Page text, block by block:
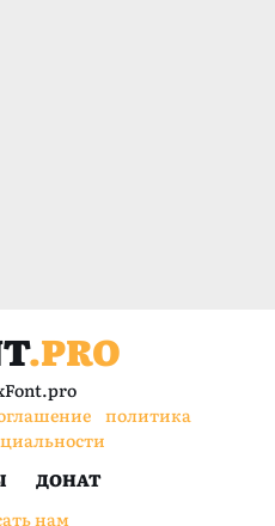
.PRO
политика
ДОНАТ
нам